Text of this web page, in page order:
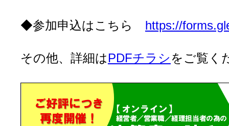
◆参加申込はこちら https://
その他、詳細はPDFチラシをご覧く